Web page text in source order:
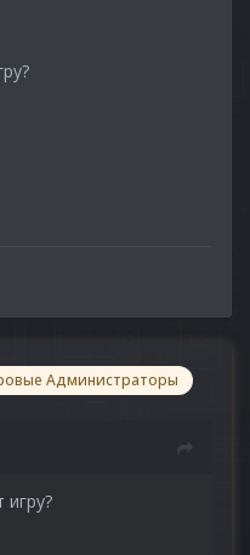
Администраторы
игру?